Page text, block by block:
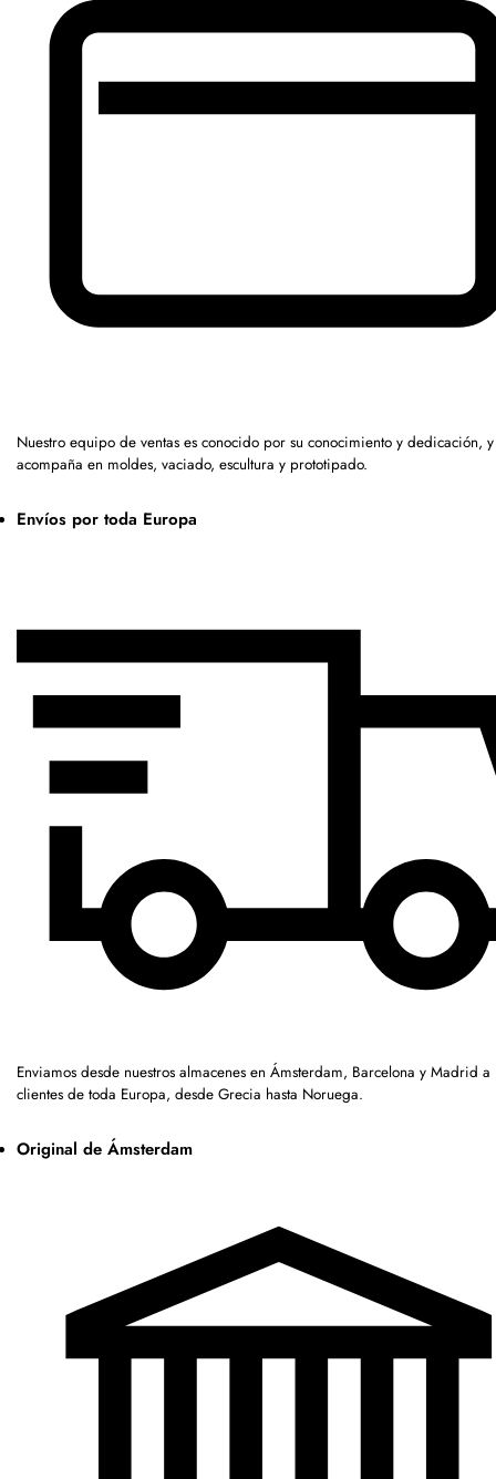
Nuestro equipo de ventas es conocido por su conocimiento y dedicación,
acompaña en moldes, vaciado, escultura y prototipado.
Envíos por toda Europa
Enviamos desde nuestros almacenes en Ámsterdam, Barcelona y Madrid a
clientes de toda Europa, desde Grecia hasta Noruega.
Original de Ámsterdam